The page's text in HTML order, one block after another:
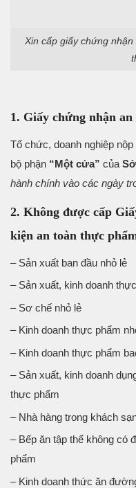
Xin cấp giấy chứng
1. Giấy chứng nhận
Tổ chức, doanh nghiệp
bộ phận “Một cửa” của
hành chính vào các ngày
2. Không được cấp
kiện an toàn thực
– Sản xuất ban đầu nhỏ lẻ
– Sản xuất, kinh doanh
– Sơ chế nhỏ lẻ
– Kinh doanh thực phẩm
– Kinh doanh thực phẩm
– Sản xuất, kinh doanh
thực phẩm
– Nhà hàng trong khách
– Bếp ăn tập thể không có
phẩm
– Kinh doanh thức ăn